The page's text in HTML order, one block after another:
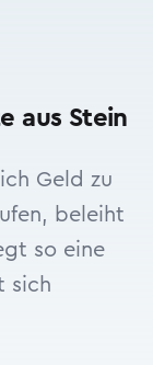
aus Stein
Geld zu
beleiht
so eine
sich